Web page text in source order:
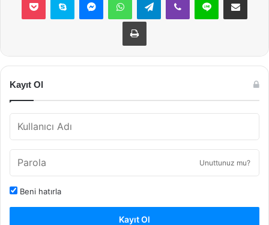
Yazdır
Kayıt Ol
Unuttunuz mu?
Beni hatırla
Kayıt Ol